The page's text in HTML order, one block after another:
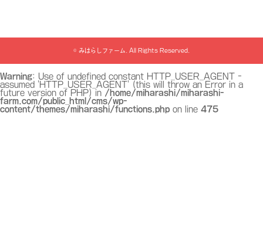
© みはらしファーム . All Rights Reserved.
Warning: Use of undefined constant HTTP_USER_AGENT -
assumed 'HTTP_USER_AGENT' (this will throw an Error in a
future version of PHP) in /home/miharashi/miharashi-
farm.com/public_html/cms/wp-
content/themes/miharashi/functions.php on line 475